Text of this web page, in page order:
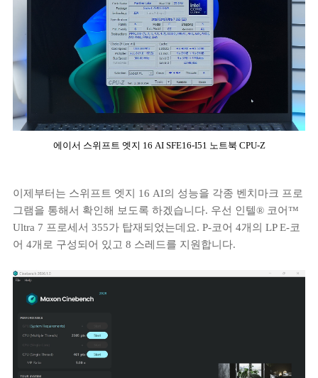
에이서 스위프트 엣지 16 AI SFE16-I51 노트북 CPU-Z
이제부터는 스위프트 엣지 16 AI의 성능을 각종 벤치마크 프로
그램을 통해서 확인해 보도록 하겠습니다. 우선 인텔® 코어™
Ultra 7 프로세서 355가 탑재되었는데요. P-코어 4개의 LP E-코
어 4개로 구성되어 있고 8 스레드를 지원합니다.